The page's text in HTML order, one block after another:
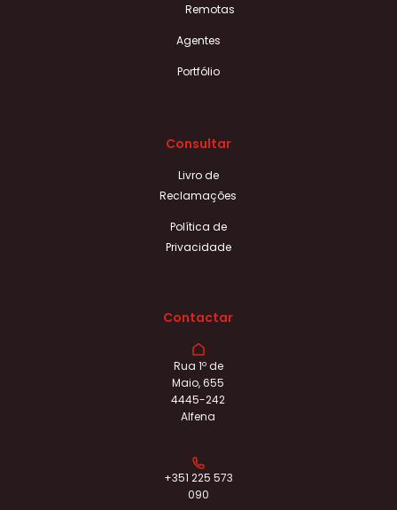
Remotas
Agentes
Portfólio
Consultar
Livro de
Reclamações
Política de
Privacidade
Contactar
Rua 1º de
Maio, 655
4445-242
Alfena
+351 225 573
090